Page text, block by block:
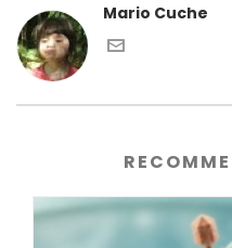
Mario Cuche